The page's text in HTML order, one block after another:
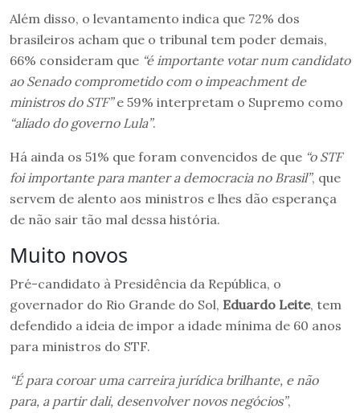
Além disso, o levantamento indica que 72% dos
brasileiros acham que o tribunal tem poder demais,
66% consideram que “é importante votar num candidato
ao Senado comprometido com o impeachment de
ministros do STF”e 59% interpretam o Supremo como
“aliado do governo Lula”.
Há ainda os 51% que foram convencidos de que “o STF
foi importante para manter a democracia no Brasil”, que
servem de alento aos ministros e lhes dão esperança
de não sair tão mal dessa história.
Muito novos
Pré-candidato à Presidência da República, o
governador do Rio Grande do Sol, Eduardo Leite, tem
defendido a ideia de impor a idade mínima de 60 anos
para ministros do STF.
“É para coroar uma carreira jurídica brilhante, e não
para, a partir dali, desenvolver novos negócios”,